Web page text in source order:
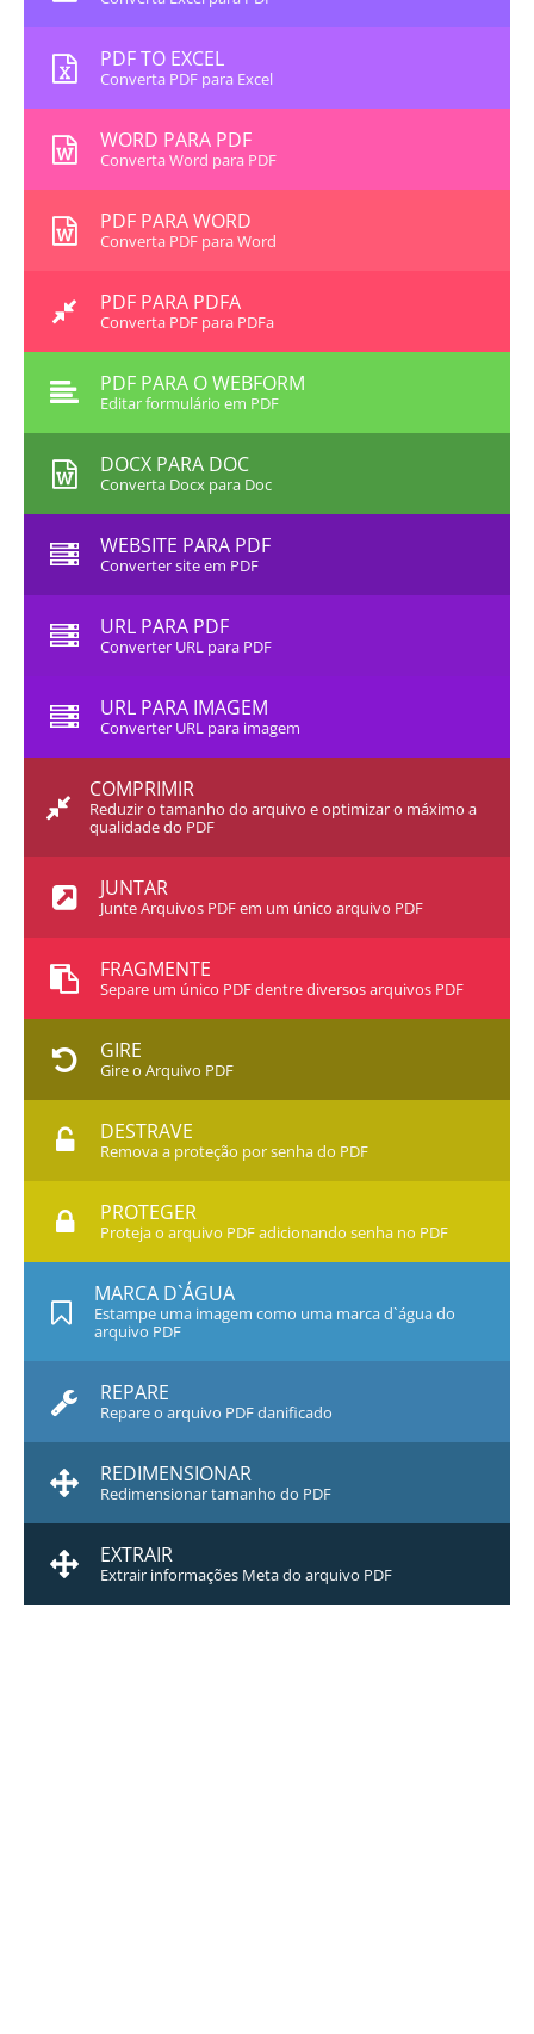
PDF TO EXCEL
Converta PDF para Excel
WORD PARA PDF
Converta Word para PDF
PDF PARA WORD
Converta PDF para Word
PDF PARA PDFA
Converta PDF para PDFa
PDF PARA O WEBFORM
Editar formulário em PDF
DOCX PARA DOC
Converta Docx para Doc
WEBSITE PARA PDF
Converter site em PDF
URL PARA PDF
Converter URL para PDF
URL PARA IMAGEM
Converter URL para imagem
COMPRIMIR
Reduzir o tamanho do arquivo e optimizar o máximo a
qualidade do PDF
JUNTAR
Junte Arquivos PDF em um único arquivo PDF
FRAGMENTE
Separe um único PDF dentre diversos arquivos PDF
GIRE
Gire o Arquivo PDF
DESTRAVE
Remova a proteção por senha do PDF
PROTEGER
Proteja o arquivo PDF adicionando senha no PDF
MARCA D`ÁGUA
Estampe uma imagem como uma marca d`água do
arquivo PDF
REPARE
Repare o arquivo PDF danificado
REDIMENSIONAR
Redimensionar tamanho do PDF
EXTRAIR
Extrair informações Meta do arquivo PDF